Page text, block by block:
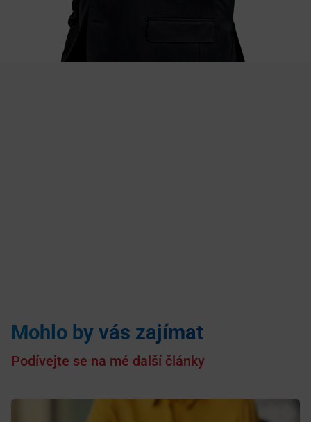
Mohlo by vás zajímat
Podívejte se na mé další články